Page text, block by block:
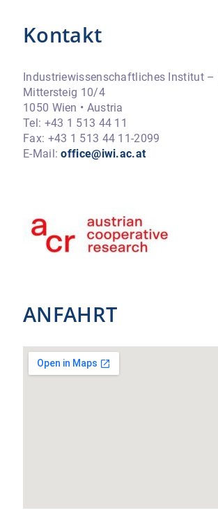
Kontakt
Industriewissenschaftliches Institut –
Mittersteig 10/4
1050 Wien • Austria
Tel: +43 1 513 44 11
Fax: +43 1 513 44 11-2099
E-Mail:office@iwi.ac.at
ANFAHRT